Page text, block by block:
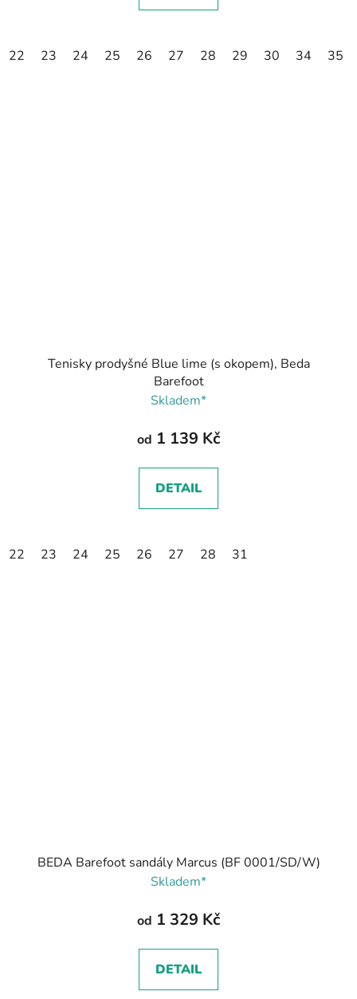
22 23 24 25 26 27 28 29 30 34 35
Tenisky prodyšné Blue lime (s okopem), Beda
Barefoot
Skladem*
od 1 139 Kč
DETAIL
22 23 24 25 26 27 28 31
BEDA Barefoot sandály Marcus (BF 0001/SD/W)
Skladem*
od 1 329 Kč
DETAIL